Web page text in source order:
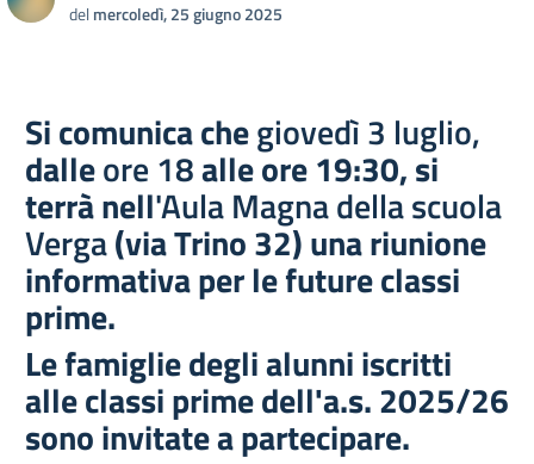
delmercoledì, 25 giugno 2025
Si comunica chegiovedì3 luglio,
dalleore 18alle ore 19:30, si
terrà nell'Aula Magna della scuola
Verga(via Trino 32) una riunione
informativa per le future classi
prime.
Le famiglie degli alunni iscritti
alle classi prime dell'a.s. 2025/26
sono invitate a partecipare.